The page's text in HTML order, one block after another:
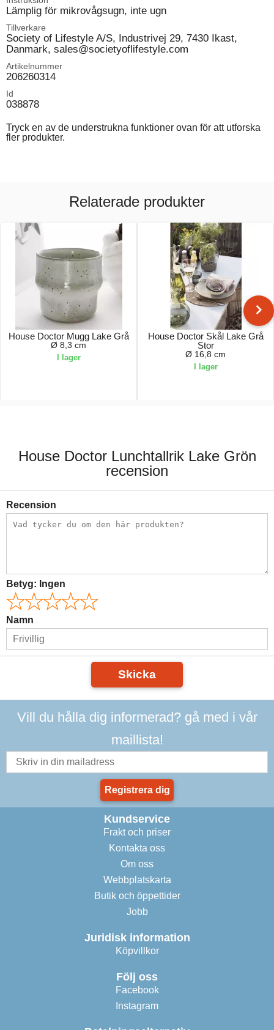
Lämplig för mikrovågsugn, inte ugn
Tillverkare
Society of Lifestyle A/S, Industrivej 29, 7430 Ikast,
Danmark, sales@societyoflifestyle.com
Artikelnummer
206260314
Id
038878
Tryck en av de understrukna funktioner ovan för att utforska
fler produkter.
Relaterade produkter
House Doctor Mugg Lake Grå
Ø 8,3 cm
I lager
House Doctor Skål Lake Grå
Stor
Ø 16,8 cm
I lager
House Doctor Lunchtallrik Lake Grön
recension
Recension
Betyg: Ingen
Namn
Skicka
Vill du hålla dig informerad? gå med i vår
maillista!
Registrera dig
Kundservice
Frakt och priser
Kontakta oss
Om oss
Webbplatskarta
Butik och öppettider
Jobb
Juridisk information
Köpvillkor
Följ oss
Facebook
Instagram